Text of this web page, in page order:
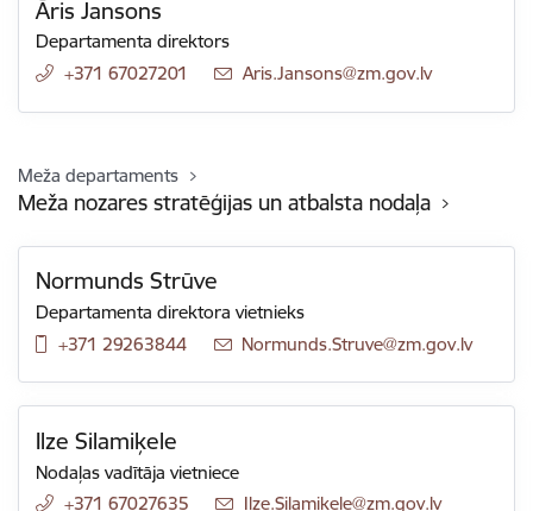
Āris Jansons
Departamenta direktors
+371 67027201
E-pasts:
Aris.Jansons@zm.gov.lv
Meža departaments
Meža nozares stratēģijas un atbalsta nodaļa
Normunds Strūve
Departamenta direktora vietnieks
+371 29263844
E-pasts:
Normunds.Struve@zm.gov.lv
Ilze Silamiķele
Nodaļas vadītāja vietniece
+371 67027635
E-pasts:
Ilze.Silamikele@zm.gov.lv